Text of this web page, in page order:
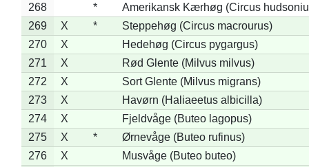
268
*
Amerikansk Kærhøg (Circus
269
X *
Steppehøg (Circus macrourus)
270
X
Hedehøg (Circus pygargus)
271
X
Rød Glente (Milvus milvus)
272
X
Sort Glente (Milvus migrans)
273
X
Havørn (Haliaeetus albicilla)
274
X
Fjeldvåge (Buteo lagopus)
275
X *
Ørnevåge (Buteo rufinus)
276
X
Musvåge (Buteo buteo)